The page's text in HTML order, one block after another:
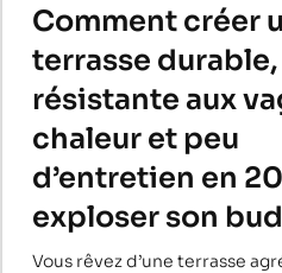
Comment créer
terrasse durable,
résistante aux
chaleur et peu
d’entretien en
exploser son
Vous rêvez d’une terrasse